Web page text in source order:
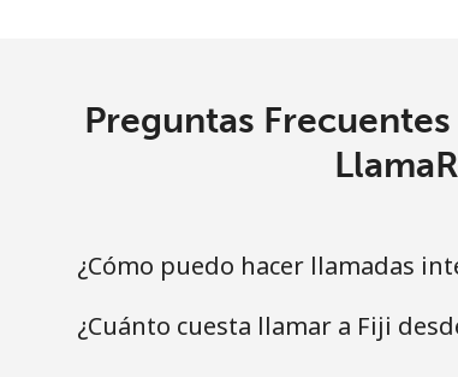
Preguntas
¿Cómo puedo hacer llamadas
¿Cuánto cuesta llamar a Fiji